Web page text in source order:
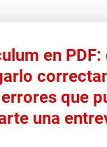
en
que
una